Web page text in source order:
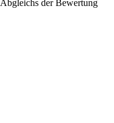
der Bewertung